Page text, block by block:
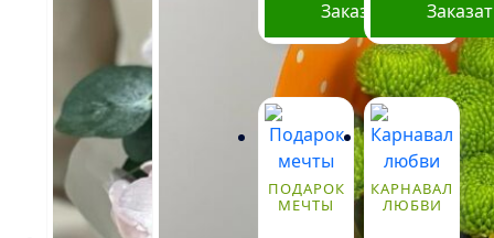
Заказать
ПОДАРОК
МЕЧТЫ
КАРНАВАЛ
ЛЮБВИ